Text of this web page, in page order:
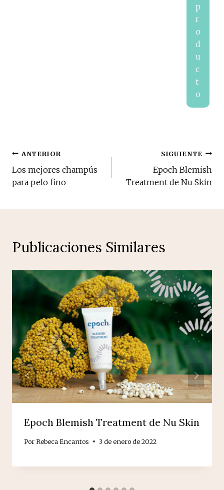
p
r
o
d
u
c
t
o
Navegación
de
ANTERIOR
Los mejores champús
para pelo fino
SIGUIENTE
Epoch Blemish
Treatment de Nu Skin
Publicaciones Similares
Epoch Blemish Treatment de Nu Skin
PorRebeca Encantos 3 de enero de 2022